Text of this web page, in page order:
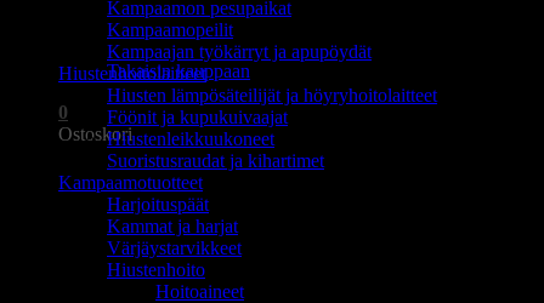
Ostoskori on tyhjä.
Takaisin kauppaan
0
Ostoskori
Ostoskori on tyhjä.
Kampaamon pesupaikat
Kampaamopeilit
Kampaajan työkärryt ja apupöydät
Hiustenhoitolaitteet
Hiusten lämpösäteilijät ja höyryhoitolaitteet
Föönit ja kupukuivaajat
Hiustenleikkuukoneet
Suoristusraudat ja kihartimet
Kampaamotuotteet
Harjoituspäät
Kammat ja harjat
Värjäystarvikkeet
Hiustenhoito
Hoitoaineet